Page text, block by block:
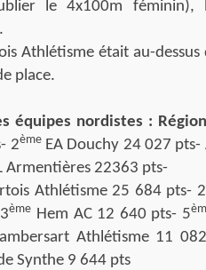
le 4x100m féminin),
Athlétisme était au-dessus
place.
équipes nordistes :
2èmeEA Douchy 24 027 pts-
Armentières 22363 pts-
Athlétisme 25 684 pts- 2
ème Hem AC 12 640 pts- 5
Athlétisme 11
Synthe 9 644 pts